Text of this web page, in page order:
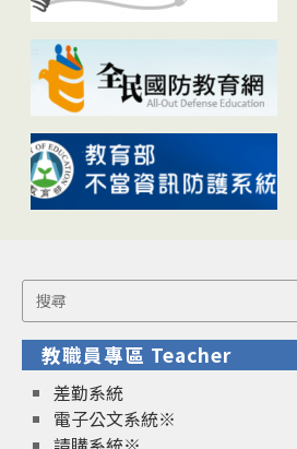
Search
for:
教職員專區 Teacher
差勤系統
電子公文系統※